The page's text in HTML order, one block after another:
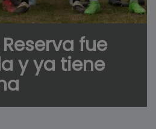
fue
y ya tiene